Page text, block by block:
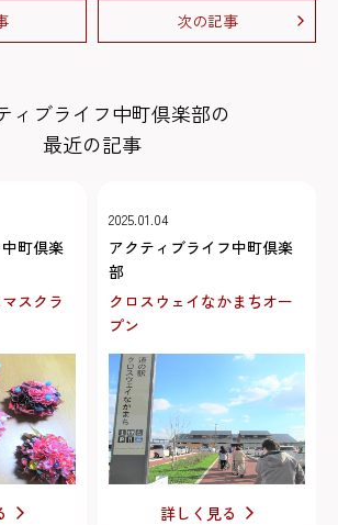
次の記事
ィブライフ中町倶楽部の
最近の記事
町倶楽
スクラ
2025.01.04
アクティブライフ中町倶楽
部
クロスウェイなかまちオー
プン
詳しく見る